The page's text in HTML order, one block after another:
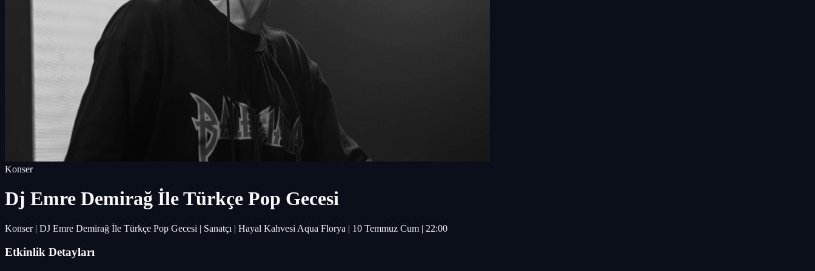
Konser
Dj Emre Demirağ İle Türkçe Pop Gecesi
Konser | DJ Emre Demirağ İle Türkçe Pop Gecesi | Sanatçı | Hayal Kahvesi Aqua Florya | 10 Temmuz Cum | 22:00
Etkinlik Detayları